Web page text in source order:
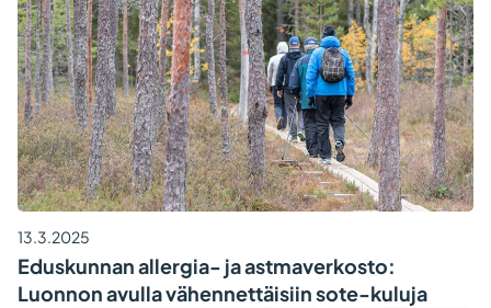
13.3.2025
Eduskunnan allergia- ja astmaverkosto:
Luonnon avulla vähennettäisiin sote-kuluja